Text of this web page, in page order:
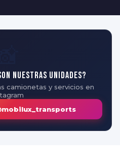
nuestras unidades?
camionetas y servicios en